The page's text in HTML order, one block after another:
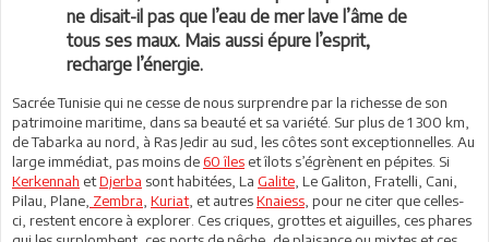
ne disait-il pas que l’eau de mer lave l’âme de
tous ses maux. Mais aussi épure l’esprit,
recharge l’énergie.
Sacrée Tunisie qui ne cesse de nous surprendre par la richesse de son
patrimoine maritime, dans sa beauté et sa variété. Sur plus de 1 300 km,
de Tabarka au nord, à Ras Jedir au sud, les côtes sont exceptionnelles. Au
large immédiat, pas moins de 60 îles et îlots s’égrènent en pépites. Si
Kerkennah etDjerba sont habitées, La Galite , Le Galiton, Fratelli, Cani,
Pilau, Plane, Zembra Kuriat, et autresKnaiess , pour ne citer que celles-
ci, restent encore à explorer. Ces criques, grottes et aiguilles, ces phares